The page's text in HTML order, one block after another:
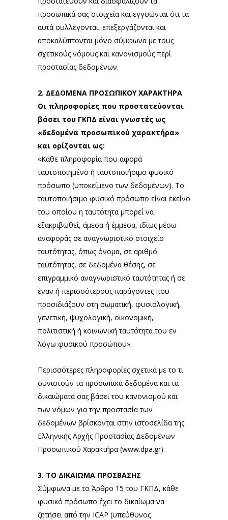
προσωπικά σας στοιχεία και εγγυώνται ότι τα
αυτά συλλέγονται, επεξεργάζονται και
αποκαλύπτονται μόνο σύμφωνα με τους
σχετικούς νόμους και κανονισμούς περί
προστασίας δεδομένων.
2. ΔΕΔΟΜΕΝΑ ΠΡΟΣΩΠΙΚΟΥ ΧΑΡΑΚΤΗΡΑ
Οι πληροφορίες που προστατεύονται
βάσει του ΓΚΠΔ είναι γνωστές ως
«δεδομένα προσωπικού χαρακτήρα»
και ορίζονται ως:
«Κάθε πληροφορία που αφορά
ταυτοποιημένο ή ταυτοποιήσιμο φυσικό
πρόσωπο (υποκείμενο των δεδομένων). Το
ταυτοποιήσιμο φυσικό πρόσωπο είναι εκείνο
του οποίου η ταυτότητα μπορεί να
εξακριβωθεί, άμεσα ή έμμεσα, ιδίως μέσω
αναφοράς σε αναγνωριστικό στοιχείο
ταυτότητας, όπως όνομα, σε αριθμό
ταυτότητας, σε δεδομένα θέσης, σε
επιγραμμικό αναγνωριστικό ταυτότητας ή σε
έναν ή περισσότερους παράγοντες που
προσιδιάζουν στη σωματική, φυσιολογική,
γενετική, ψυχολογική, οικονομική,
πολιτιστική ή κοινωνική ταυτότητα του εν
λόγω φυσικού προσώπου».
Περισσότερες πληροφορίες σχετικά με το τι
συνιστούν τα προσωπικά δεδομένα και τα
δικαιώματά σας βάσει του κανονισμού και
των νόμων για την προστασία των
δεδομένων βρίσκονται στην ιστοσελίδα της
Ελληνικής Αρχής Προστασίας Δεδομένων
Προσωπικού Χαρακτήρα (www.dpa.gr).
3. ΤΟ ΔΙΚΑΙΩΜΑ ΠΡΟΣΒΑΣΗΣ
Σύμφωνα με το Άρθρο 15 του ΓΚΠΔ, κάθε
φυσικό πρόσωπο έχει το δικαίωμα να
ζητήσει από την ICAP (υπεύθυνος